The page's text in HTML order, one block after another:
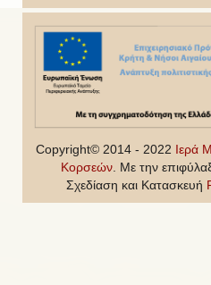
Copyright© 2014 - 2022 Ιερά
Κορσεών. Με την
Σχεδίαση και Κατασκευή